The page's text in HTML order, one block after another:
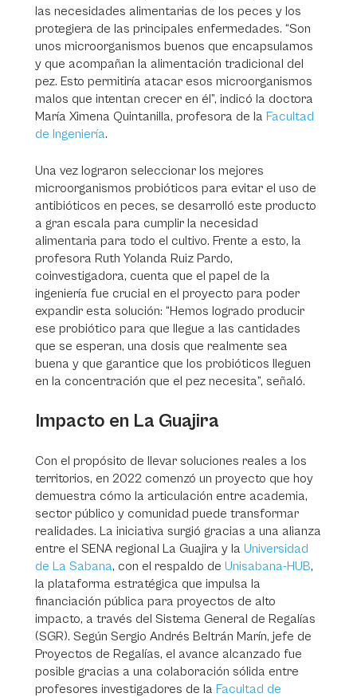
las necesidades alimentarias de los peces y los
protegiera de las principales enfermedades. “Son
unos microorganismos buenos que encapsulamos
y que acompañan la alimentación tradicional del
pez. Esto permitiría atacar esos microorganismos
malos que intentan crecer en él”, indicó la doctora
María Ximena Quintanilla, profesora de la Facultad
de Ingeniería.
Una vez lograron seleccionar los mejores
microorganismos probióticos para evitar el uso de
antibióticos en peces, se desarrolló este producto
a gran escala para cumplir la necesidad
alimentaria para todo el cultivo. Frente a esto, la
profesora Ruth Yolanda Ruiz Pardo,
coinvestigadora, cuenta que el papel de la
ingeniería fue crucial en el proyecto para poder
expandir esta solución: “Hemos logrado producir
ese probiótico para que llegue a las cantidades
que se esperan, una dosis que realmente sea
buena y que garantice que los probióticos lleguen
en la concentración que el pez necesita”, señaló.
Impacto en La Guajira
Con el propósito de llevar soluciones reales a los
territorios, en 2022 comenzó un proyecto que hoy
demuestra cómo la articulación entre academia,
sector público y comunidad puede transformar
realidades. La iniciativa surgió gracias a una alianza
entre el SENA regional La Guajira y la Universidad
de La Sabana, con el respaldo de Unisabana-HUB,
la plataforma estratégica que impulsa la
financiación pública para proyectos de alto
impacto, a través del Sistema General de Regalías
(SGR). Según Sergio Andrés Beltrán Marín, jefe de
Proyectos de Regalías, el avance alcanzado fue
posible gracias a una colaboración sólida entre
profesores investigadores de la Facultad de